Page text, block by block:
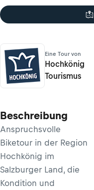
Eine Tour von
Hochkönig
Tourismus
Beschreibung
Anspruchsvolle
Biketour in der Region
Hochkönig im
Salzburger Land, die
Kondition und